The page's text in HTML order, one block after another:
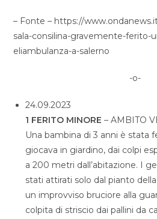
– Fonte – https://
sala-consilina-gravemente-ferito-
eliambulanza-a-salerno
-o-
24.09.2023
1 FERITO MINORE – AMBITO
Una bambina di 3 anni è stata
giocava in giardino, dai colpi
a 200 metri dall’abitazione. I
stati attirati solo dal pianto
un improvviso bruciore alla
colpita di striscio dai pallini da